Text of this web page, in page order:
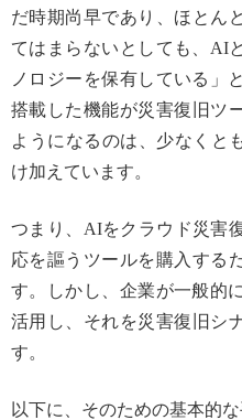
だ時期尚早であり、ほとん
てはまらないとしても、AI
ノロジーを保有している」
搭載した機能が災害復旧ツ
ようになるのは、少なくと
け加えています。
つまり、AIをクラウド災害
応を謳うツールを購入する
す。しかし、企業が一般的
活用し、それを災害復旧シ
す。
以下に、そのための基本的な